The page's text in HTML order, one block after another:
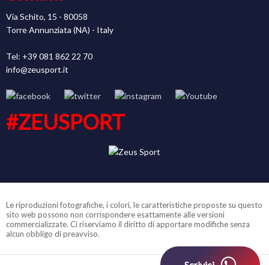
Via Schito, 15 - 80058
Torre Annunziata (NA) - Italy
Tel: +39 081 862 22 70
info@zeusport.it
#ZEUSPORT
Le riproduzioni fotografiche, i colori, le caratteristiche proposte su questo
sito web possono non corrispondere esattamente alle versioni
commercializzate. Ci riserviamo il diritto di apportare modifiche senza
alcun obbligo di preavviso.